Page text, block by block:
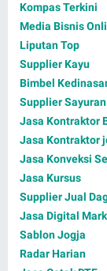
Kompas Terkini
Media Bisnis
Liputan Top
Supplier Kayu
Bimbel
Supplier Sayuran
Jasa Kontraktor
Jasa Kontraktor
Jasa Konveksi
Jasa Kursus
Supplier Jual
Jasa Digital
Sablon Jogja
Radar Harian